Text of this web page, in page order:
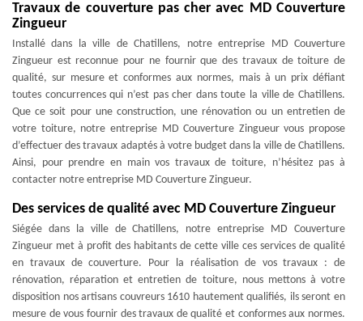
Travaux de couverture pas cher avec MD Couverture
Zingueur
Installé dans la ville de Chatillens, notre entreprise MD Couverture
Zingueur est reconnue pour ne fournir que des travaux de toiture de
qualité, sur mesure et conformes aux normes, mais à un prix défiant
toutes concurrences qui n’est pas cher dans toute la ville de Chatillens.
Que ce soit pour une construction, une rénovation ou un entretien de
votre toiture, notre entreprise MD Couverture Zingueur vous propose
d’effectuer des travaux adaptés à votre budget dans la ville de Chatillens.
Ainsi, pour prendre en main vos travaux de toiture, n’hésitez pas à
contacter notre entreprise MD Couverture Zingueur.
Des services de qualité avec MD Couverture Zingueur
Siégée dans la ville de Chatillens, notre entreprise MD Couverture
Zingueur met à profit des habitants de cette ville ces services de qualité
en travaux de couverture. Pour la réalisation de vos travaux : de
rénovation, réparation et entretien de toiture, nous mettons à votre
disposition nos artisans couvreurs 1610 hautement qualifiés, ils seront en
mesure de vous fournir des travaux de qualité et conformes aux normes.